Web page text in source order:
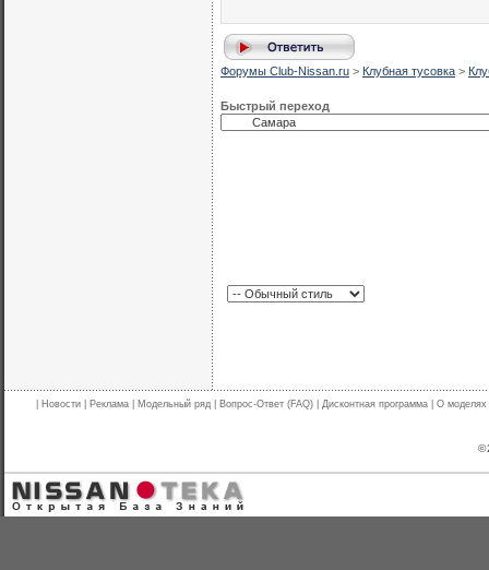
Форумы Club-Nissan.ru > Клубная тусовка >
Быстрый переход
Новости Реклама Модельный ряд Вопрос-Ответ (FAQ) Дисконтная программа О моделях
©